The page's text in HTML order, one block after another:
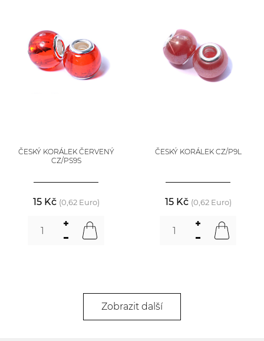
ČESKÝ KORÁLEK ČERVENÝ
CZ/PS9S
15 Kč (0,62 Euro)
ČESKÝ KORÁLEK CZ/P9L
15 Kč (0,62 Euro)
Zobrazit další